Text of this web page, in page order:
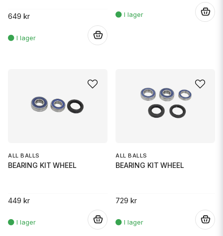
649 kr
ALL BALLS
BEARING KIT WHEEL
449 kr
ALL BALLS
BEARING KIT WHEEL
729 kr